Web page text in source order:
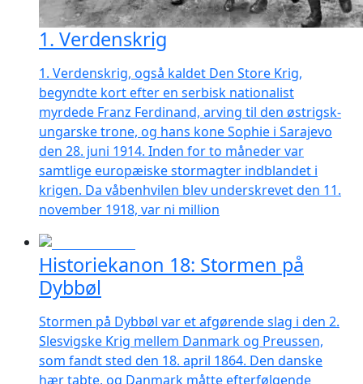
1. Verdenskrig
1. Verdenskrig, også kaldet Den Store Krig,
begyndte kort efter en serbisk nationalist
myrdede Franz Ferdinand, arving til den østrigsk-
ungarske trone, og hans kone Sophie i Sarajevo
den 28. juni 1914. Inden for to måneder var
samtlige europæiske stormagter indblandet i
krigen. Da våbenhvilen blev underskrevet den 11.
november 1918, var ni million
Historiekanon 18: Stormen på
Dybbøl
Stormen på Dybbøl var et afgørende slag i den 2.
Slesvigske Krig mellem Danmark og Preussen,
som fandt sted den 18. april 1864. Den danske
hær tabte, og Danmark måtte efterfølgende